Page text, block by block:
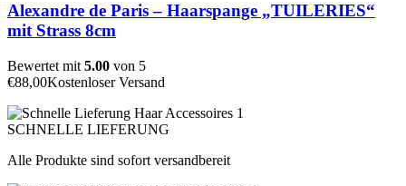
Alexandre de Paris – Haarspange „TUILERIES“
mit Strass 8cm
Bewertet mit 5.00 von 5
€88,00Kostenloser Versand
SCHNELLE LIEFERUNG
Alle Produkte sind sofort versandbereit